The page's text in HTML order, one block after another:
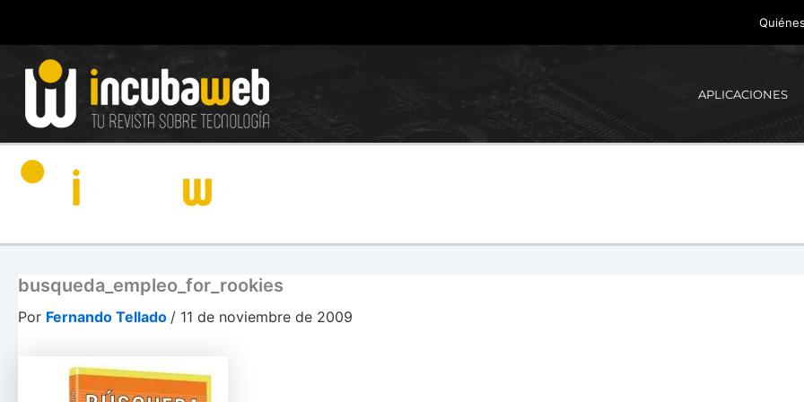
contenido
APLICACIONES
busqueda_empleo_for_rookies
Por Fernando Tellado / 11 de noviembre de 2009